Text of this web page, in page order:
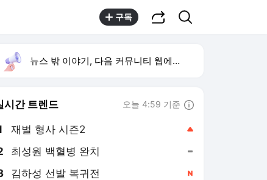
구독
뉴스 밖 이야기, 다음 커뮤니티 웹에서 보기
시간 트렌드 오늘 4:59 기준
재벌 형사 시즌2
최성원 백혈병 완치
김하성 선발 복귀전